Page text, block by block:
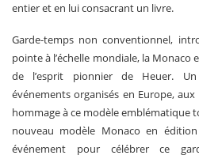
entier et en lui consacrant un livre.
Garde-temps non conventionnel,
pointe à l’échelle mondiale, la
de l’esprit pionnier de Heuer.
événements organisés en Europe,
hommage à ce modèle emblématique
nouveau modèle Monaco en
événement pour célébrer ce